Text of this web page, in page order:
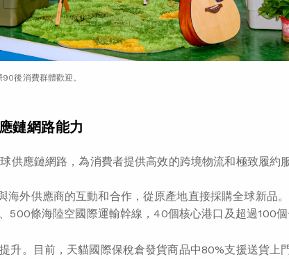
後消費群體歡迎。
鏈網路能力
供應鏈網路，為消費者提供高效的跨境物流和極致履約
外供應商的互動和合作，從原產地直接採購全球新品。
500條海陸空國際運輸幹線，40個核心港口及超過100個
升。目前，天貓國際保稅倉發貨商品中80%支援送貨上